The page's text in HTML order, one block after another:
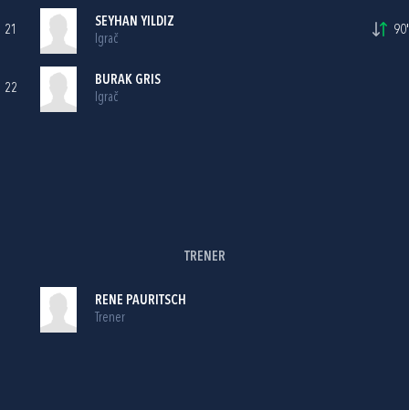
21
SEYHAN YILDIZ
Igrač
90'
22
BURAK GRIS
Igrač
TRENER
RENE PAURITSCH
Trener